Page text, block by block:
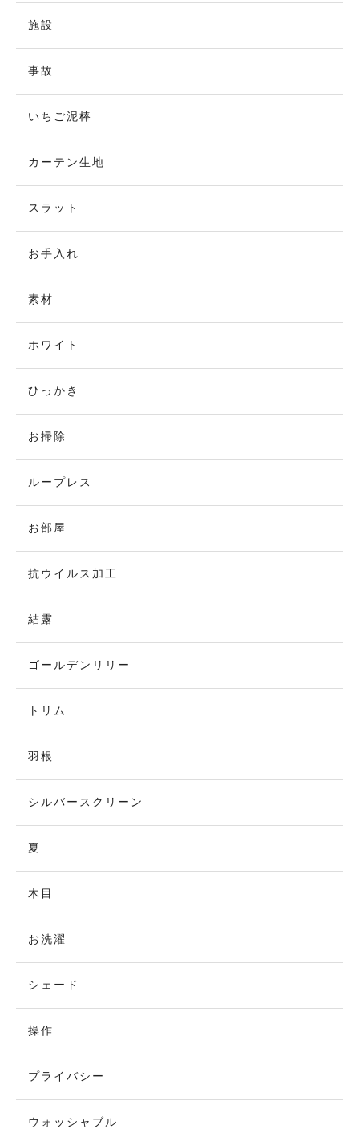
施設
事故
いちご泥棒
カーテン生地
スラット
お手入れ
素材
ホワイト
ひっかき
お掃除
ループレス
お部屋
抗ウイルス加工
結露
ゴールデンリリー
トリム
羽根
シルバースクリーン
夏
木目
お洗濯
シェード
操作
プライバシー
ウォッシャブル